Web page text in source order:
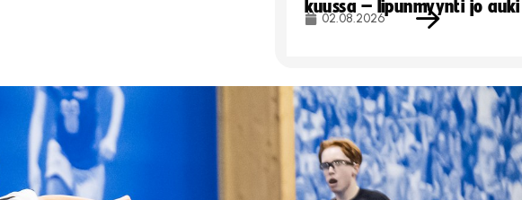
kuussa – lipunmyynti jo auki
02.08.2026